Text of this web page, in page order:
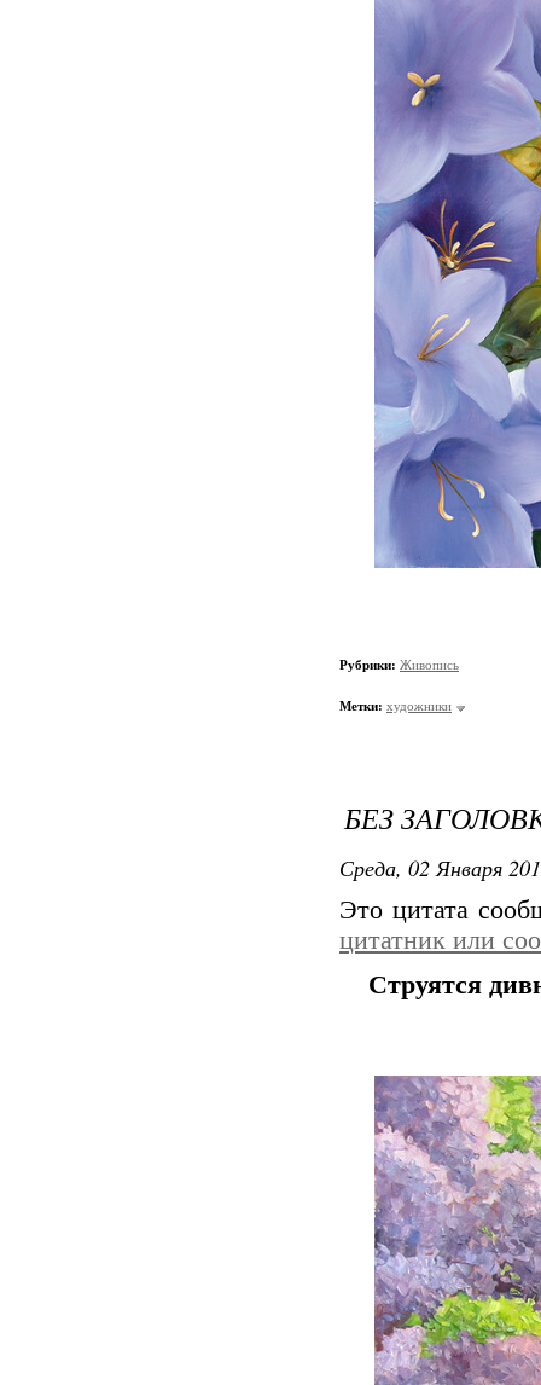
Рубрики: Живопись
Метки: художники
БЕЗ
Среда, 02 Января
Это цитата
цитатник или
Струятся